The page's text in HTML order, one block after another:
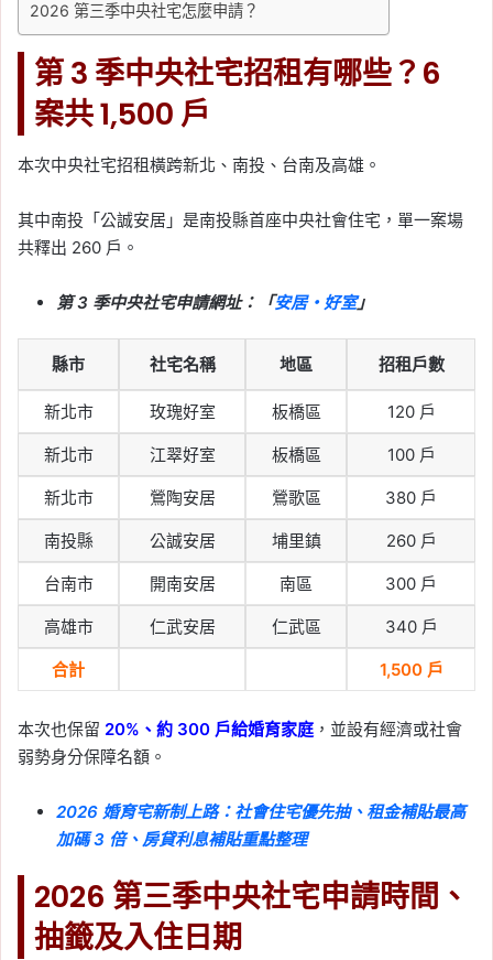
2026 第三季中央社宅怎麼申請？
第 3 季中央社宅招租有哪些？6
案共 1,500 戶
本次中央社宅招租橫跨新北、南投、台南及高雄。
其中南投「公誠安居」是南投縣首座中央社會住宅，單一案場
共釋出 260 戶。
第 3 季中央社宅申請網址：「安居・好室」
縣市 社宅名稱 地區 招租戶數
新北市 玫瑰好室 板橋區 120 戶
新北市 江翠好室 板橋區 100 戶
新北市 鶯陶安居 鶯歌區 380 戶
南投縣 公誠安居 埔里鎮 260 戶
台南市 開南安居 南區 300 戶
高雄市 仁武安居 仁武區 340 戶
合計 1,500 戶
本次也保留 20%、約 300 戶給婚育家庭 ，並設有經濟或社會
弱勢身分保障名額。
2026 婚育宅新制上路：社會住宅優先抽、租金補貼最高
加碼 3 倍、房貸利息補貼重點整理
2026 第三季中央社宅申請時間、
抽籤及入住日期